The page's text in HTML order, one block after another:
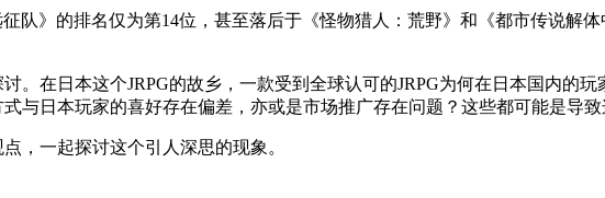
队》的排名仅为第14位，甚至落后于《怪物猎人：荒野》和《都市传说解
在日本这个JRPG的故乡，一款受到全球认可的JRPG为何在日本国内的玩
与日本玩家的喜好存在偏差，亦或是市场推广存在问题？这些都可能是导致
，一起探讨这个引人深思的现象。